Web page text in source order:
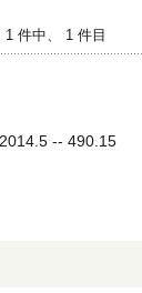
1 件中、 1 件目
-- 490.15